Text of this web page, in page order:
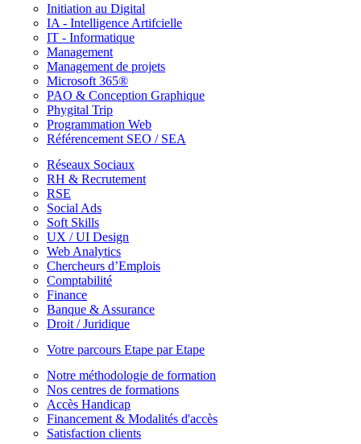
Initiation au Digital
IA - Intelligence Artifcielle
IT - Informatique
Management
Management de projets
Microsoft 365®
PAO & Conception Graphique
Phygital Trip
Programmation Web
Référencement SEO / SEA
Réseaux Sociaux
RH & Recrutement
RSE
Social Ads
Soft Skills
UX / UI Design
Web Analytics
Chercheurs d’Emplois
Comptabilité
Finance
Banque & Assurance
Droit / Juridique
Votre parcours Etape par Etape
Notre méthodologie de formation
Nos centres de formations
Accès Handicap
Financement & Modalités d'accès
Satisfaction clients